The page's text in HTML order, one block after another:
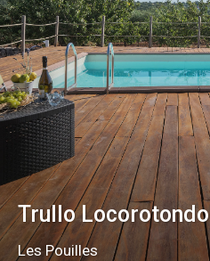
Trullo Locorotondo
Les Pouilles